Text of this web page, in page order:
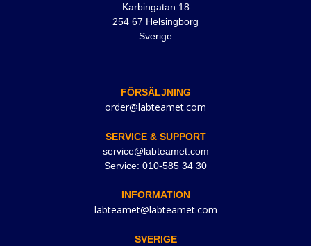
Karbingatan 18
254 67 Helsingborg
Sverige
FÖRSÄLJNING
order@labteamet.com
SERVICE & SUPPORT
service@labteamet.com
Service: 010-585 34 30
INFORMATION
labteamet@labteamet.com
SVERIGE